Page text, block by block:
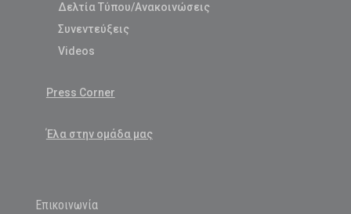
Δελτία Τύπου/Ανακοινώσεις
Συνεντεύξεις
Videos
Press Corner
Έλα στην ομάδα μας
Επικοινωνία